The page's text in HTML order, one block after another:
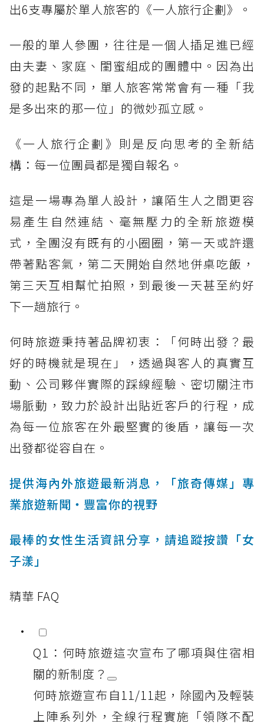
出6支專屬於單人旅客的《一人旅行企劃》。
一般的單人參團，往往是一個人插足進已經
由夫妻、家庭、閨蜜組成的團體中。因為出
發的起點不同，單人旅客常常會有一種「我
是多出來的那一位」的微妙孤立感。
《一人旅行企劃》則是反向思考的全新結
構：每一位團員都是獨自報名。
這是一場專為單人設計，讓陌生人之間更容
易產生自然連結、毫無壓力的全新旅遊模
式，全團沒有既有的小圈圈，第一天或許還
帶著點客氣，第二天開始自然地併桌吃飯，
第三天互相幫忙拍照，到最後一天甚至約好
下一趟旅行。
何時旅遊秉持著品牌初衷：「何時出發？最
好的時機就是現在」，透過與客人的真實互
動、公司夥伴實際的踩線經驗、密切關注市
場脈動，致力於設計出貼近客戶的行程，成
為每一位旅客在外最堅實的後盾，讓每一次
出發都從容自在。
提供海內外旅遊最新消息，「旅奇傳媒」專
業旅遊新聞‧豐富你的視野
最棒的女性生活資訊分享，請追蹤按讚「女
子漾」
精華 FAQ
Q1：何時旅遊這次宣布了哪項與住宿相
關的新制度？
何時旅遊宣布自11/11起，除國內及輕裝
上陣系列外，全線行程實施「領隊不配